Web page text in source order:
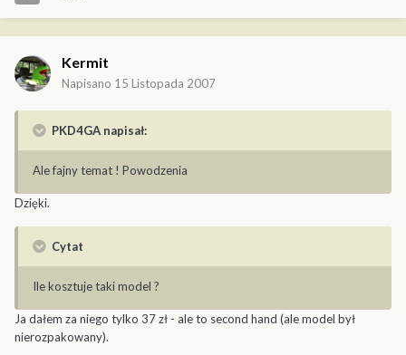
Kermit
Napisano 15 Listopada 2007
PKD4GA napisał:
Ale fajny temat ! Powodzenia
Dzięki.
Cytat
Ile kosztuje taki model ?
Ja dałem za niego tylko 37 zł - ale to second hand (ale model był
nierozpakowany).